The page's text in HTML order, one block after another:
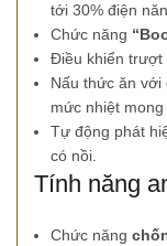
tới 30% điện
Chức năng
Điều khiển trượt
Nấu thức ăn
mức nhiệt mong
Tự động phát
có nồi.
Tính năng
Chức năng